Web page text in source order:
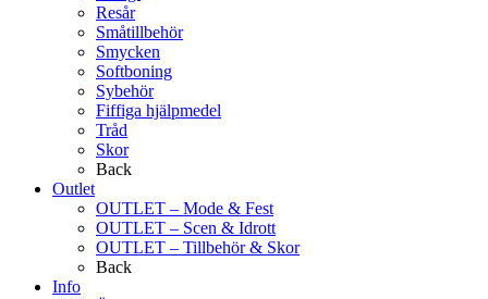
Resår
Småtillbehör
Smycken
Softboning
Sybehör
Fiffiga hjälpmedel
Tråd
Skor
Back
Outlet
OUTLET – Mode & Fest
OUTLET – Scen & Idrott
OUTLET – Tillbehör & Skor
Back
Info